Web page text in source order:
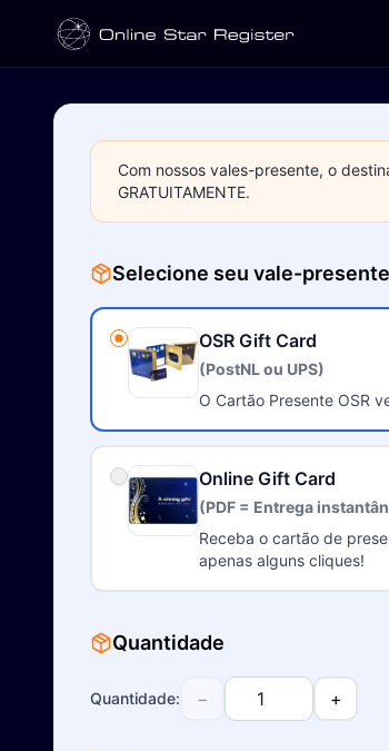
Com nossos vales-presente, o
GRATUITAMENTE.
Selecione seu vale-presente
OSR Gift Card
(PostNL ou UPS)
O Cartão Presente OSR
Online Gift Card
(PDF = Entrega
Receba o cartão de
apenas alguns cliques!
Quantidade
Quantidade: − +